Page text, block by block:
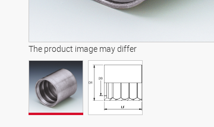
The product image may differ